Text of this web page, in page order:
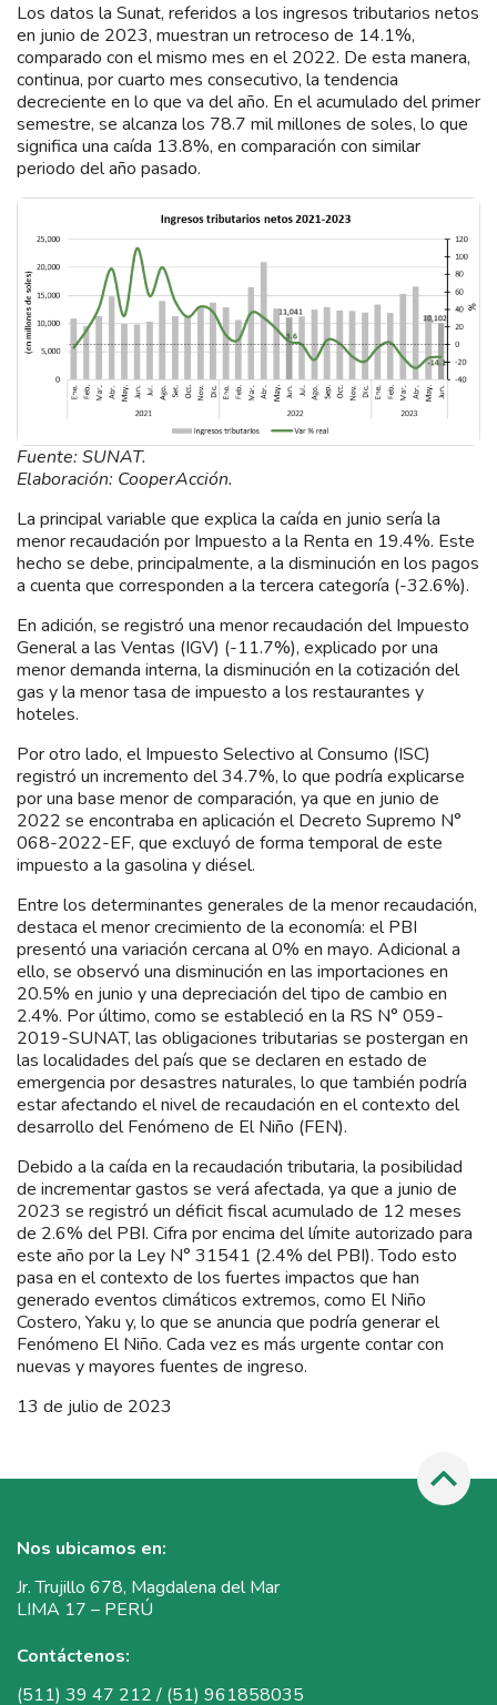
Los datos la Sunat, referidos a los ingresos tributarios netos
en junio de 2023, muestran un retroceso de 14.1%,
comparado con el mismo mes en el 2022. De esta manera,
continua, por cuarto mes consecutivo, la tendencia
decreciente en lo que va del año. En el acumulado del primer
semestre, se alcanza los 78.7 mil millones de soles, lo que
significa una caída 13.8%, en comparación con similar
periodo del año pasado.
Fuente: SUNAT.
Elaboración: CooperAcción.
La principal variable que explica la caída en junio sería la
menor recaudación por Impuesto a la Renta en 19.4%. Este
hecho se debe, principalmente, a la disminución en los pagos
a cuenta que corresponden a la tercera categoría (-32.6%).
En adición, se registró una menor recaudación del Impuesto
General a las Ventas (IGV) (-11.7%), explicado por una
menor demanda interna, la disminución en la cotización del
gas y la menor tasa de impuesto a los restaurantes y
hoteles.
Por otro lado, el Impuesto Selectivo al Consumo (ISC)
registró un incremento del 34.7%, lo que podría explicarse
por una base menor de comparación, ya que en junio de
2022 se encontraba en aplicación el Decreto Supremo N°
068-2022-EF, que excluyó de forma temporal de este
impuesto a la gasolina y diésel.
Entre los determinantes generales de la menor recaudación,
destaca el menor crecimiento de la economía: el PBI
presentó una variación cercana al 0% en mayo. Adicional a
ello, se observó una disminución en las importaciones en
20.5% en junio y una depreciación del tipo de cambio en
2.4%. Por último, como se estableció en la RS N° 059-
2019-SUNAT, las obligaciones tributarias se postergan en
las localidades del país que se declaren en estado de
emergencia por desastres naturales, lo que también podría
estar afectando el nivel de recaudación en el contexto del
desarrollo del Fenómeno de El Niño (FEN).
Debido a la caída en la recaudación tributaria, la posibilidad
de incrementar gastos se verá afectada, ya que a junio de
2023 se registró un déficit fiscal acumulado de 12 meses
de 2.6% del PBI. Cifra por encima del límite autorizado para
este año por la Ley N° 31541 (2.4% del PBI). Todo esto
pasa en el contexto de los fuertes impactos que han
generado eventos climáticos extremos, como El Niño
Costero, Yaku y, lo que se anuncia que podría generar el
Fenómeno El Niño. Cada vez es más urgente contar con
nuevas y mayores fuentes de ingreso.
13 de julio de 2023
Nos ubicamos en:
Jr. Trujillo 678, Magdalena del Mar
LIMA 17 – PERÚ
Contáctenos:
(511) 39 47 212 / (51) 961858035